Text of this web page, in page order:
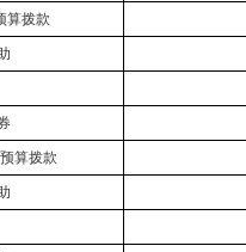
算拨款
算拨款